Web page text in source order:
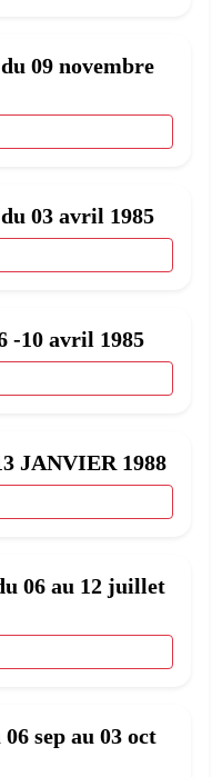
09 novembre
03 avril 1985
-10 avril 1985
JANVIER 1988
06 au 12 juillet
sep au 03 oct